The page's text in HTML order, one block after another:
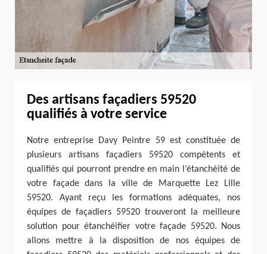
Des artisans façadiers 59520
qualifiés à votre service
Notre entreprise Davy Peintre 59 est constituée de
plusieurs artisans façadiers 59520 compétents et
qualifiés qui pourront prendre en main l’étanchéité de
votre façade dans la ville de Marquette Lez Lille
59520. Ayant reçu les formations adéquates, nos
équipes de façadiers 59520 trouveront la meilleure
solution pour étanchéifier votre façade 59520. Nous
allons mettre à la disposition de nos équipes de